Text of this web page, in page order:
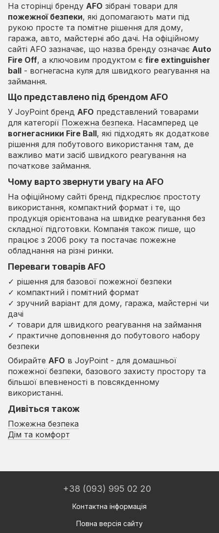
На сторінці бренду AFO зібрані товари для
пожежної безпеки, які допомагають мати під
рукою просте та помітне рішення для дому,
гаража, авто, майстерні або дачі. На офіційному
сайті AFO зазначає, що назва бренду означає Auto
Fire Off, а ключовим продуктом є fire extinguisher
ball - вогнегасна куля для швидкого реагування на
займання.
Що представлено під брендом AFO
У JoyPoint бренд AFO представлений товарами
для категорії Пожежна безпека. Насамперед це
вогнегасники Fire Ball, які підходять як додаткове
рішення для побутового використання там, де
важливо мати засіб швидкого реагування на
початкове займання.
Чому варто звернути увагу на AFO
На офіційному сайті бренд підкреслює простоту
використання, компактний формат і те, що
продукція орієнтована на швидке реагування без
складної підготовки. Компанія також пише, що
працює з 2006 року та постачає пожежне
обладнання на різні ринки.
Переваги товарів AFO
✓ рішення для базової пожежної безпеки
✓ компактний і помітний формат
✓ зручний варіант для дому, гаража, майстерні чи
дачі
✓ товари для швидкого реагування на займання
✓ практичне доповнення до побутового набору
безпеки
Обирайте AFO в JoyPoint - для домашньої
пожежної безпеки, базового захисту простору та
більшої впевненості в повсякденному
використанні.
Дивіться також
Пожежна безпека
Дім та комфорт
+38 (093) 995 02 20
Контактна інформація
Повна версія сайту